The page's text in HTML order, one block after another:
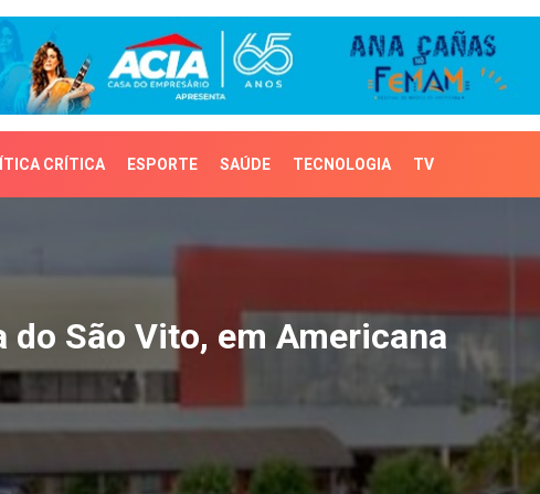
CRÍTICA ESPORTE SAÚDE TECNOLOGIA TV
São Vito, em Americana
São Vito, em Americana